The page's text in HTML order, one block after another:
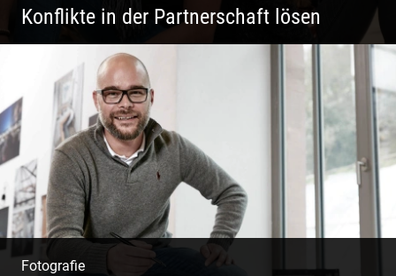
Konflikte in der Partnerschaft lösen
Paar Coaching – Der Weg in die Leichtigkeit
und Harmonie
Fotografie